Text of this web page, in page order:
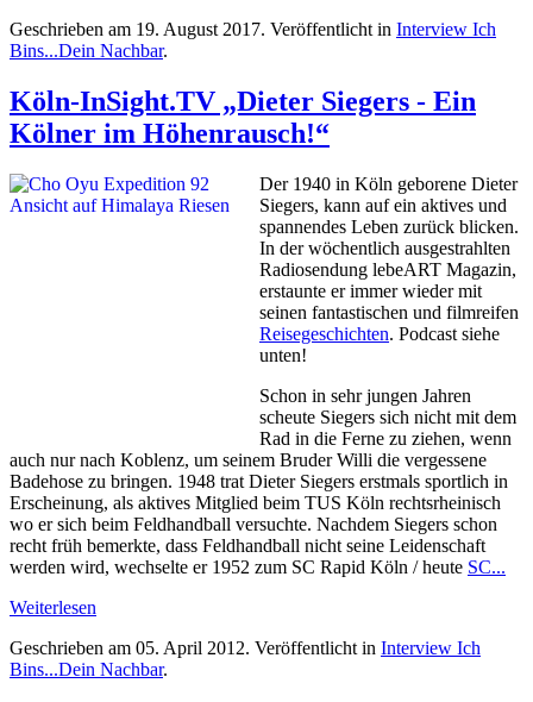
Geschrieben am 19. August 2017. Veröffentlicht in Interview Ich
Bins...Dein Nachbar.
Köln-InSight.TV „Dieter Siegers - Ein
Kölner im Höhenrausch!“
Der 1940 in Köln geborene Dieter
Siegers, kann auf ein aktives und
spannendes Leben zurück blicken.
In der wöchentlich ausgestrahlten
Radiosendung lebeART Magazin,
erstaunte er immer wieder mit
seinen fantastischen und filmreifen
Reisegeschichten. Podcast siehe
unten!
Schon in sehr jungen Jahren
scheute Siegers sich nicht mit dem
Rad in die Ferne zu ziehen, wenn
auch nur nach Koblenz, um seinem Bruder Willi die vergessene
Badehose zu bringen. 1948 trat Dieter Siegers erstmals sportlich in
Erscheinung, als aktives Mitglied beim TUS Köln rechtsrheinisch
wo er sich beim Feldhandball versuchte. Nachdem Siegers schon
recht früh bemerkte, dass Feldhandball nicht seine Leidenschaft
werden wird, wechselte er 1952 zum SC Rapid Köln / heute SC...
Weiterlesen
Geschrieben am 05. April 2012. Veröffentlicht in Interview Ich
Bins...Dein Nachbar.